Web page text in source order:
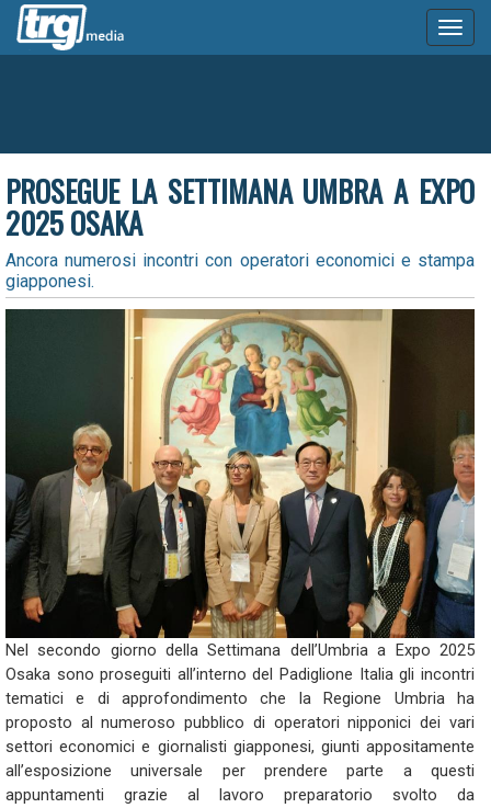
PROSEGUE LA SETTIMANA UMBRA A EXPO
2025 OSAKA
Ancora numerosi incontri con operatori economici e stampa
giapponesi.
Nel secondo giorno della Settimana dell’Umbria a Expo 2025
Osaka sono proseguiti all’interno del Padiglione Italia gli incontri
tematici e di approfondimento che la Regione Umbria ha
proposto al numeroso pubblico di operatori nipponici dei vari
settori economici e giornalisti giapponesi, giunti appositamente
all’esposizione universale per prendere parte a questi
appuntamenti grazie al lavoro preparatorio svolto da